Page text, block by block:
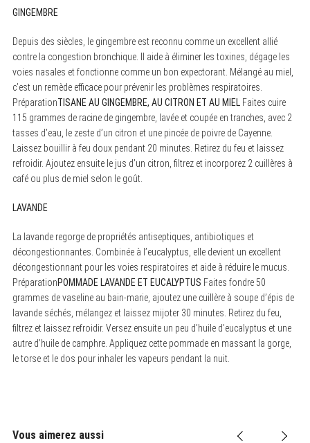
GINGEMBRE
Depuis des siècles, le gingembre est reconnu comme un excellent allié
contre la congestion bronchique. Il aide à éliminer les toxines, dégage les
voies nasales et fonctionne comme un bon expectorant. Mélangé au miel,
c’est un remède efficace pour prévenir les problèmes respiratoires.
PréparationTISANE AU GINGEMBRE, AU CITRON ET AU MIELFaites cuire
115 grammes de racine de gingembre, lavée et coupée en tranches, avec 2
tasses d’eau, le zeste d’un citron et une pincée de poivre de Cayenne.
Laissez bouillir à feu doux pendant 20 minutes. Retirez du feu et laissez
refroidir. Ajoutez ensuite le jus d’un citron, filtrez et incorporez 2 cuillères à
café ou plus de miel selon le goût.
LAVANDE
La lavande regorge de propriétés antiseptiques, antibiotiques et
décongestionnantes. Combinée à l’eucalyptus, elle devient un excellent
décongestionnant pour les voies respiratoires et aide à réduire le mucus.
PréparationPOMMADE LAVANDE ET EUCALYPTUS Faites fondre 50
grammes de vaseline au bain-marie, ajoutez une cuillère à soupe d’épis de
lavande séchés, mélangez et laissez mijoter 30 minutes. Retirez du feu,
filtrez et laissez refroidir. Versez ensuite un peu d’huile d’eucalyptus et une
autre d’huile de camphre. Appliquez cette pommade en massant la gorge,
le torse et le dos pour inhaler les vapeurs pendant la nuit.
Vous aimerez aussi
e
a
r
h
f